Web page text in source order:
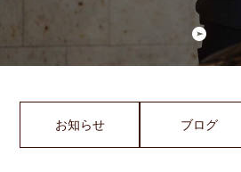
お知らせ ブログ